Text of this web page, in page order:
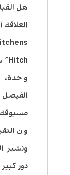
هل
وان
وتشير
دور